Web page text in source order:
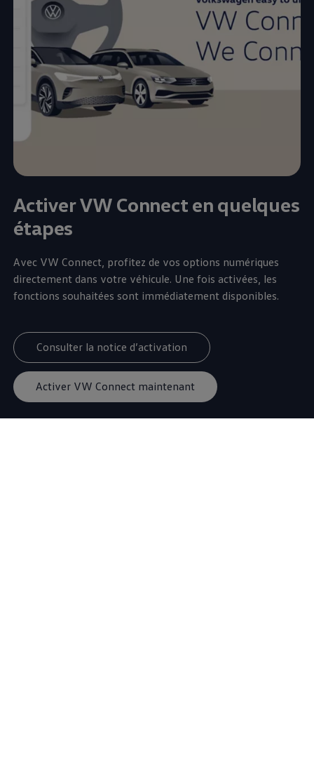
Activer VW Connect en quelques
étapes
Avec VW Connect, profitez de vos options numériques
directement dans votre véhicule. Une fois activées, les
fonctions souhaitées sont immédiatement disponibles.
Consulter la notice d’activation
Activer VW Connect maintenant